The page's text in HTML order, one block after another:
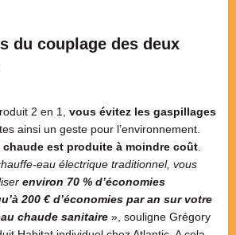
du couplage des deux
2 en 1, vous évitez les gaspillages
ainsi un geste pour l’environnement.
chaude est produite à moindre coût.
eau électrique traditionnel, vous
environ 70 % d’économies
200 € d’économies par an sur votre
chaude sanitaire », souligne Grégory